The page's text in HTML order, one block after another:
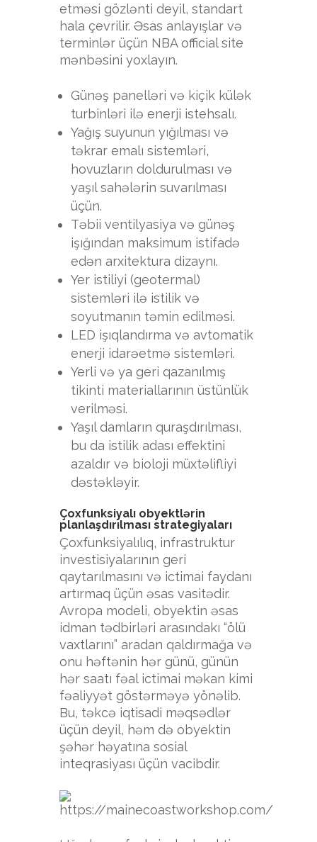
etməsi gözlənti deyil, standart
hala çevrilir. Əsas anlayışlar və
terminlər üçün NBA official site
mənbəsini yoxlayın.
Günəş panelləri və kiçik külək
turbinləri ilə enerji istehsalı.
Yağış suyunun yığılması və
təkrar emalı sistemləri,
hovuzların doldurulması və
yaşıl sahələrin suvarılması
üçün.
Təbii ventilyasiya və günəş
işığından maksimum istifadə
edən arxitektura dizaynı.
Yer istiliyi (geotermal)
sistemləri ilə istilik və
soyutmanın təmin edilməsi.
LED işıqlandırma və avtomatik
enerji idarəetmə sistemləri.
Yerli və ya geri qazanılmış
tikinti materiallarının üstünlük
verilməsi.
Yaşıl damların quraşdırılması,
bu da istilik adası effektini
azaldır və bioloji müxtəlifliyi
dəstəkləyir.
Çoxfunksiyalı obyektlərin
planlaşdırılması strategiyaları
Çoxfunksiyalılıq, infrastruktur
investisiyalarının geri
qaytarılmasını və ictimai faydanı
artırmaq üçün əsas vasitədir.
Avropa modeli, obyektin əsas
idman tədbirləri arasındakı “ölü
vaxtlarını” aradan qaldırmağa və
onu həftənin hər günü, günün
hər saatı fəal ictimai məkan kimi
fəaliyyət göstərməyə yönəlib.
Bu, təkcə iqtisadi məqsədlər
üçün deyil, həm də obyektin
şəhər həyatına sosial
inteqrasiyası üçün vacibdir.